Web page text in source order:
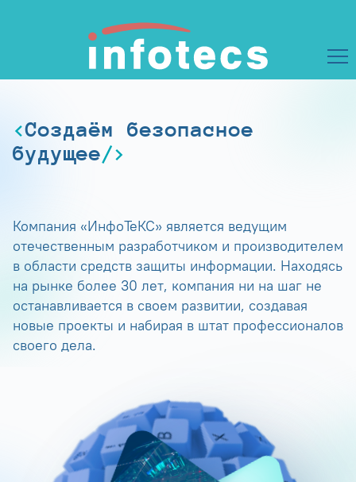
Создаём безопасное
будущее
Компания «ИнфоТеКС» является ведущим
отечественным разработчиком и производителем
в области средств защиты информации. Находясь
на рынке более 30 лет, компания ни на шаг не
останавливается в своем развитии, создавая
новые проекты и набирая в штат профессионалов
своего дела.